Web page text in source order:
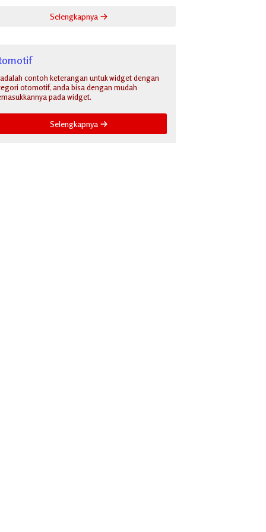
Selengkapnya
contoh keterangan untuk widget dengan
otomotif, anda bisa dengan mudah
pada widget.
Selengkapnya